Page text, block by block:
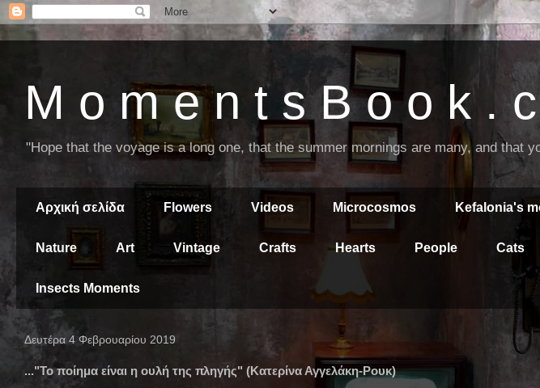
M o m e n t s B o o k .
"Hope that the voyage is a long one, that the summer mornings are many, and
Αρχική σελίδα Flowers Videos Microcosmos Kefalonia's
Nature Art Vintage Crafts Hearts People Cats
Insects Moments
Δευτέρα 4 Φεβρουαρίου 2019
..."Το ποίημα είναι η ουλή της πληγής" (Κατερίνα Αγγελάκη-Ρουκ)